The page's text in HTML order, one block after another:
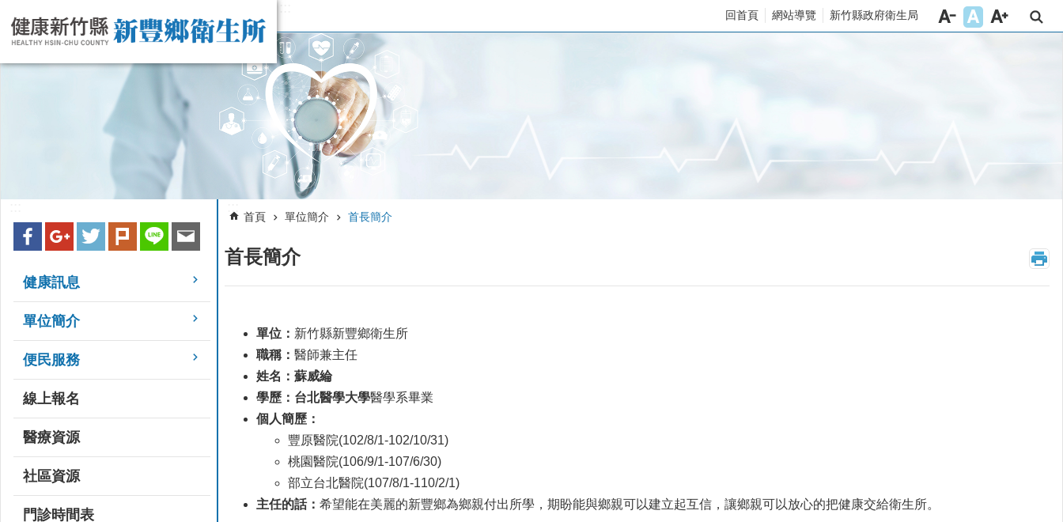
跳到主要內容區塊 回首頁 網站導覽 新竹縣政府衛生局
健康訊息
單位簡介
便民服務
線上報名
醫療資源
社區資源
門診時間表
首頁 單位簡介 首長簡介
首長簡介 _
單位： 新竹縣新豐鄉衛生所
職稱：醫師兼主任
姓名：蘇威綸
學歷：台北醫學大學醫學系畢業
個人簡歷：
豐原醫院(102/8/1-102/10/31)
桃園醫院(106/9/1-107/6/30)
部立台北醫院(107/8/1-110/2/1)
主任的話：希望能在美麗的新豐鄉為鄉親付出所學，期盼能與鄉親可以建立起互信，讓鄉親可以放心的把健康交給衛生所。